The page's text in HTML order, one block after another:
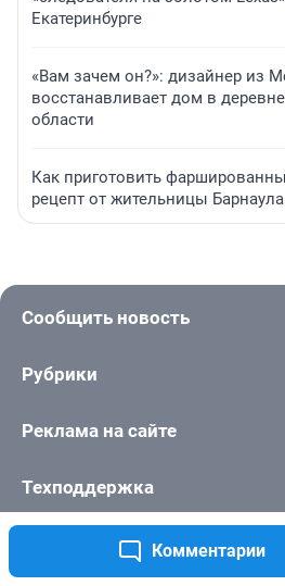
Комментарии
Екатеринбурге
«Вам зачем он?»: дизайнер из
восстанавливает дом в
области
Как приготовить
рецепт от жительницы Барнаула
Сообщить новость
Рубрики
Реклама на сайте
Техподдержка
О компании